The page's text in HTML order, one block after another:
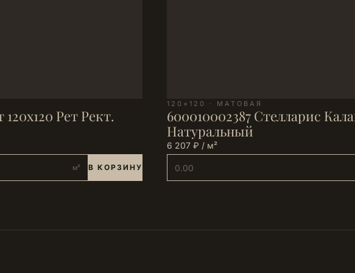
Рет Рект.
м² В КОРЗИНУ
120×120 · МАТОВАЯ
600010002387 Стелларис
Натуральный
6 207 ₽ / м²